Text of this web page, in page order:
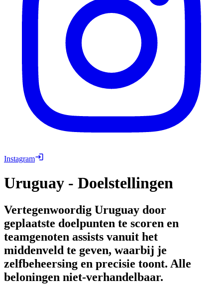
Instagram
Uruguay - Doelstellingen
Vertegenwoordig Uruguay door
geplaatste doelpunten te scoren en
teamgenoten assists vanuit het
middenveld te geven, waarbij je
zelfbeheersing en precisie toont. Alle
beloningen niet-verhandelbaar.